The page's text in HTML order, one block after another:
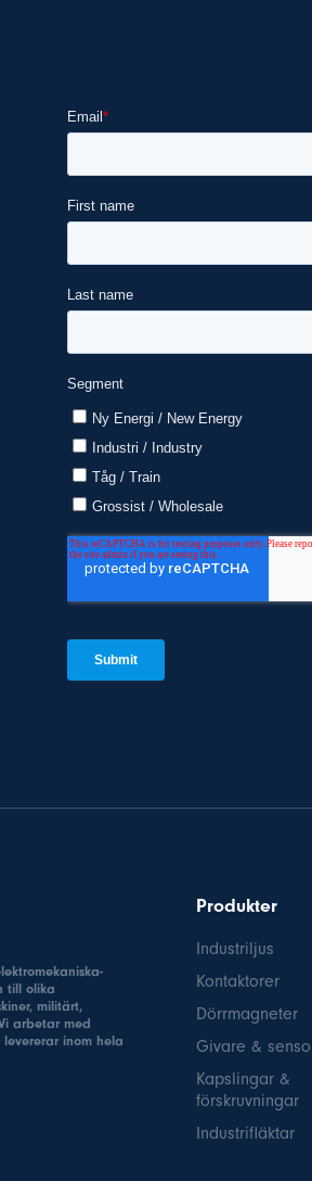
till olika
militärt,
arbetar med
inom hela
Produkter
Industriljus
Kontaktorer
Dörrmagneter
Givare &
Kapslingar &
förskruvningar
Industrifläktar